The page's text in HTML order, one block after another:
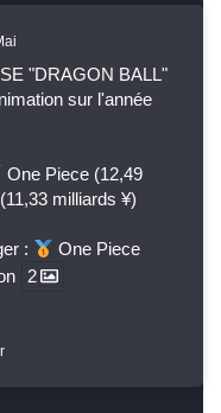
"DRAGON BALL"
sur l'année
One Piece (12,49
milliards ¥)
:
One Piece
2